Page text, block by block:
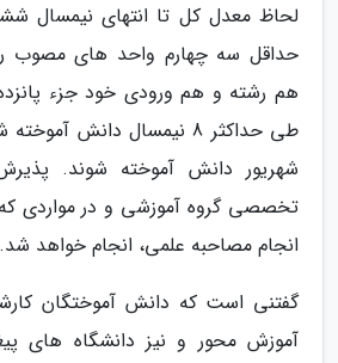
لحاظ معدل کل تا انتهای نیمسال
حداقل سه چهارم واحد های مصوب
هم رشته و هم ورودی خود جزء
شهریور دانش آموخته شوند.
تخصصی گروه آموزشی و در مواردی که
انجام مصاحبه علمی، انجام خواهد شد.
گفتنی است که دانش آموختگان
آموزش محور و نیز دانشگاه های